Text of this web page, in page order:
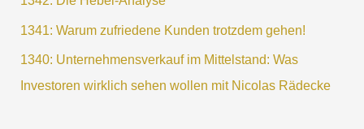
1341: Warum zufriedene Kunden trotzdem gehen!
1340: Unternehmensverkauf im Mittelstand: Was
Investoren wirklich sehen wollen mit Nicolas Rädecke